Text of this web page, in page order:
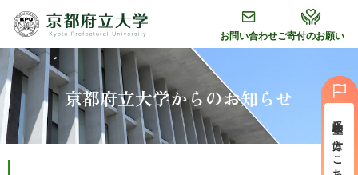
ー
バ
ル
ナ
ビ
ゲ
へ
タ
ー
へ
ご寄付のお願い
お問い合わせ
京都府立大学からのお知らせ
受験⽣の⽅はこちら